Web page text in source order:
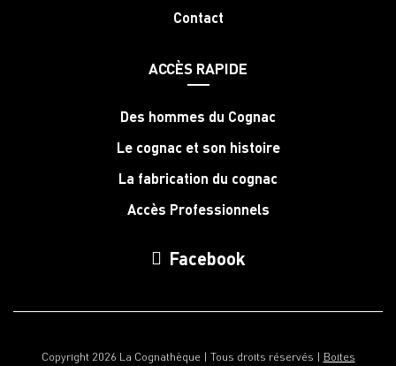
Contact
ACCÈS RAPIDE
Des hommes du Cognac
Le cognac et son histoire
La fabrication du cognac
Accès Professionnels
Facebook
Copyright 2026 La Cognathèque | Tous droits réservés | Boites